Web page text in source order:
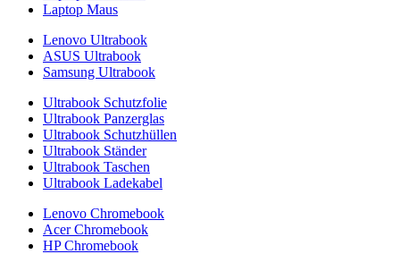
Laptop Maus
Lenovo Ultrabook
ASUS Ultrabook
Samsung Ultrabook
Ultrabook Schutzfolie
Ultrabook Panzerglas
Ultrabook Schutzhüllen
Ultrabook Ständer
Ultrabook Taschen
Ultrabook Ladekabel
Lenovo Chromebook
Acer Chromebook
HP Chromebook